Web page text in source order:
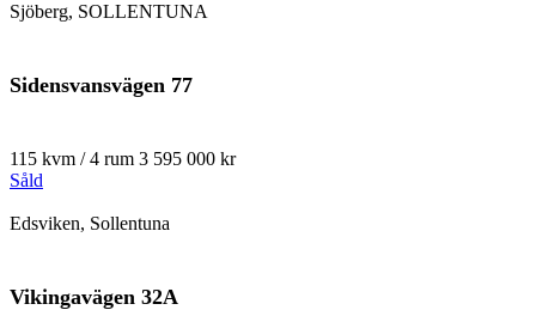
Sjöberg, SOLLENTUNA
Sidensvansvägen 77
115 kvm / 4 rum 3 595 000 kr
Såld
Edsviken, Sollentuna
Vikingavägen 32A